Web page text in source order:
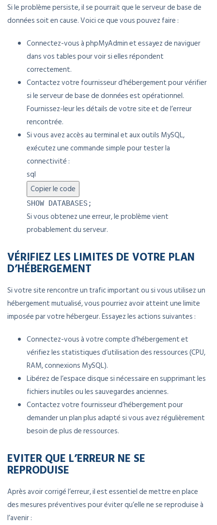
Si le problème persiste, il se pourrait que le serveur de base de
données soit en cause. Voici ce que vous pouvez faire :
Connectez-vous à phpMyAdmin et essayez de naviguer
dans vos tables pour voir si elles répondent
correctement.
Contactez votre fournisseur d’hébergement pour vérifier
si le serveur de base de données est opérationnel.
Fournissez-leur les détails de votre site et de l’erreur
rencontrée.
Si vous avez accès au terminal et aux outils MySQL,
exécutez une commande simple pour tester la
connectivité :
sql
Copier le code
SHOW DATABASES;
Si vous obtenez une erreur, le problème vient
probablement du serveur.
VÉRIFIEZ LES LIMITES DE VOTRE PLAN
D’HÉBERGEMENT
Si votre site rencontre un trafic important ou si vous utilisez un
hébergement mutualisé, vous pourriez avoir atteint une limite
imposée par votre hébergeur. Essayez les actions suivantes :
Connectez-vous à votre compte d’hébergement et
vérifiez les statistiques d’utilisation des ressources (CPU,
RAM, connexions MySQL).
Libérez de l’espace disque si nécessaire en supprimant les
fichiers inutiles ou les sauvegardes anciennes.
Contactez votre fournisseur d’hébergement pour
demander un plan plus adapté si vous avez régulièrement
besoin de plus de ressources.
EVITER QUE L’ERREUR NE SE
REPRODUISE
Après avoir corrigé l’erreur, il est essentiel de mettre en place
des mesures préventives pour éviter qu’elle ne se reproduise à
l’avenir :